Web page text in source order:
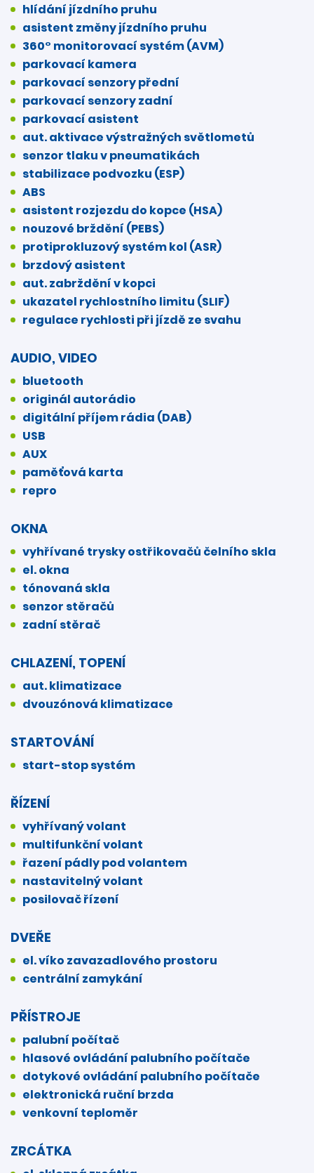
hlídání jízdního pruhu
asistent změny jízdního pruhu
360° monitorovací systém (AVM)
parkovací kamera
parkovací senzory přední
parkovací senzory zadní
parkovací asistent
aut. aktivace výstražných světlometů
senzor tlaku v pneumatikách
stabilizace podvozku (ESP)
ABS
asistent rozjezdu do kopce (HSA)
nouzové brždění (PEBS)
protiprokluzový systém kol (ASR)
brzdový asistent
aut. zabrždění v kopci
ukazatel rychlostního limitu (SLIF)
regulace rychlosti při jízdě ze svahu
AUDIO, VIDEO
bluetooth
originál autorádio
digitální příjem rádia (DAB)
USB
AUX
paměťová karta
repro
OKNA
vyhřívané trysky ostřikovačů čelního skla
el. okna
tónovaná skla
senzor stěračů
zadní stěrač
CHLAZENÍ, TOPENÍ
aut. klimatizace
dvouzónová klimatizace
STARTOVÁNÍ
start-stop systém
ŘÍZENÍ
vyhřívaný volant
multifunkční volant
řazení pádly pod volantem
nastavitelný volant
posilovač řízení
DVEŘE
el. víko zavazadlového prostoru
centrální zamykání
PŘÍSTROJE
palubní počítač
hlasové ovládání palubního počítače
dotykové ovládání palubního počítače
elektronická ruční brzda
venkovní teploměr
ZRCÁTKA